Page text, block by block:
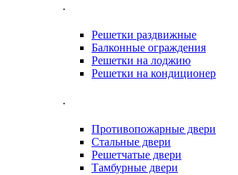
.
Решетки раздвижные
Балконные ограждения
Решетки на лоджию
Решетки на кондиционер
.
Противопожарные двери
Стальные двери
Решетчатые двери
Тамбурные двери